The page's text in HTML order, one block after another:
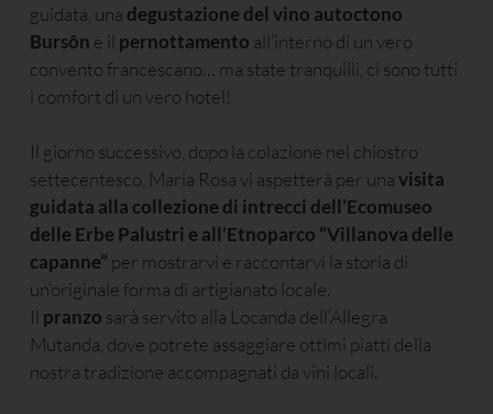
guidata, una degustazione del vino autoctono
Bursôn e il pernottamento all’interno di un vero
convento francescano… ma state tranquilli, ci sono tutti
i comfort di un vero hotel!
Il giorno successivo, dopo la colazione nel chiostro
settecentesco, Maria Rosa vi aspetterà per unavisita
guidata alla collezione di intrecci dell’Ecomuseo
delle Erbe Palustri e all’Etnoparco “Villanova delle
capanne” per mostrarvi e raccontarvi la storia di
un’originale forma di artigianato locale.
Il pranzo sarà servito alla Locanda dell’Allegra
Mutanda, dove potrete assaggiare ottimi piatti della
nostra tradizione accompagnati da vini locali.